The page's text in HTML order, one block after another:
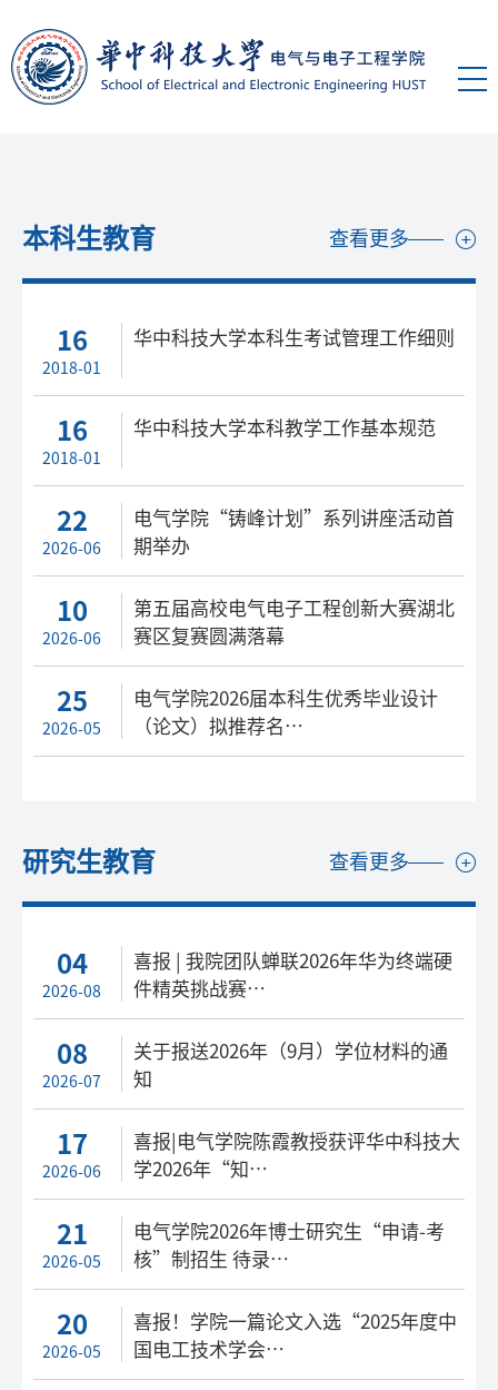
本科生教育 查看更多
16
2018-01
华中科技大学本科生考试管理工作细则
16
2018-01
华中科技大学本科教学工作基本规范
22
2026-06
电气学院“铸峰计划”系列讲座活动首
期举办
10
2026-06
第五届高校电气电子工程创新大赛湖北
赛区复赛圆满落幕
25
2026-05
电气学院2026届本科生优秀毕业设计
（论文）拟推荐名…
研究生教育 查看更多
04
2026-08
喜报 | 我院团队蝉联2026年华为终端硬
件精英挑战赛…
08
2026-07
关于报送2026年（9月）学位材料的通
知
17
2026-06
喜报|电气学院陈霞教授获评华中科技大
学2026年“知…
21
2026-05
电气学院2026年博士研究生“申请-考
核”制招生 待录…
20
2026-05
喜报！学院一篇论文入选“2025年度中
国电工技术学会…